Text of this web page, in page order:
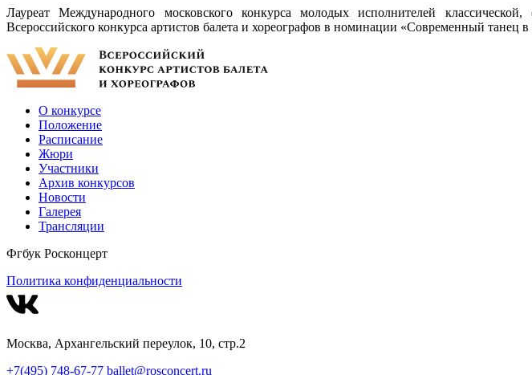
Лауреат Международного московского конкурса молодых исполнителей
Всероссийского конкурса артистов балета и хореографов в номинации «Современный танец
О конкурсе
Положение
Расписание
Жюри
Участники
Архив конкурсов
Новости
Галерея
Трансляции
Фгбук Росконцерт
Политика конфиденциальности
Москва, Архангельский переулок, 10, стр.2
+7(495) 748-67-77 ballet@rosconcert.ru